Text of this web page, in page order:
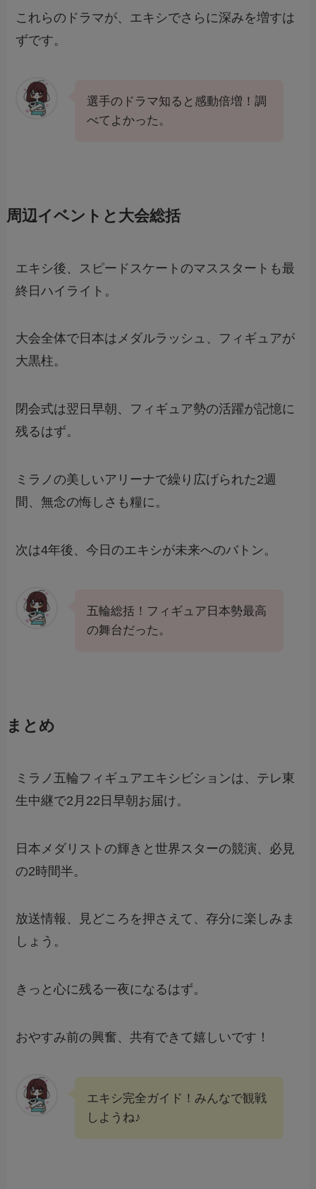
これらのドラマが、エキシでさらに深みを増すは
ずです。
選手のドラマ知ると感動倍増！調
べてよかった。
周辺イベントと大会総括
エキシ後、スピードスケートのマススタートも最
終日ハイライト。
大会全体で日本はメダルラッシュ、フィギュアが
大黒柱。
閉会式は翌日早朝、フィギュア勢の活躍が記憶に
残るはず。
ミラノの美しいアリーナで繰り広げられた2週
間、無念の悔しさも糧に。
次は4年後、今日のエキシが未来へのバトン。
五輪総括！フィギュア日本勢最高
の舞台だった。
まとめ
ミラノ五輪フィギュアエキシビションは、テレ東
生中継で2月22日早朝お届け。
日本メダリストの輝きと世界スターの競演、必見
の2時間半。
放送情報、見どころを押さえて、存分に楽しみま
しょう。
きっと心に残る一夜になるはず。
おやすみ前の興奮、共有できて嬉しいです！
エキシ完全ガイド！みんなで観戦
しようね♪